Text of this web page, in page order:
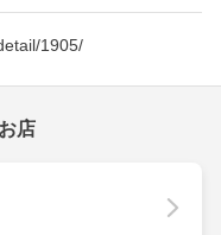
1905/
店